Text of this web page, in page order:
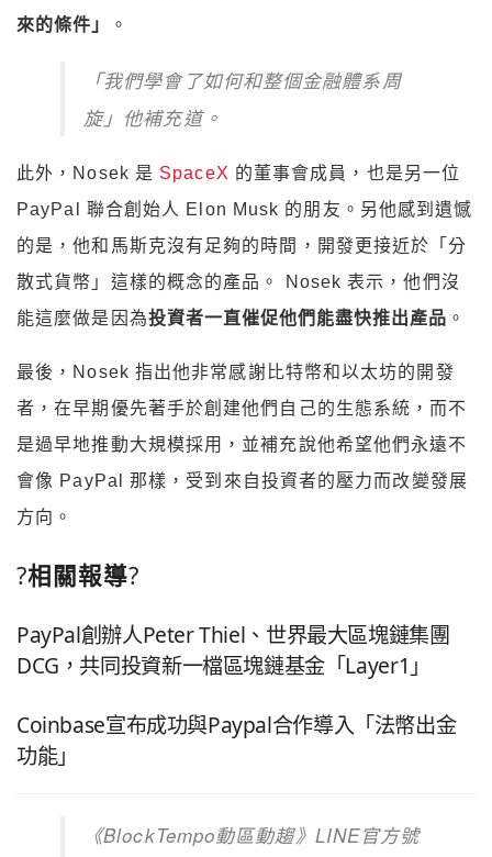
來的條件」
。
「我們學會了如何和整個金融體系周
旋」他補充道。
此外，Nosek 是 SpaceX 的董事會成員，也是另一位
PayPal 聯合創始人 Elon Musk 的朋友。另他感到遺憾
的是，他和馬斯克沒有足夠的時間，開發更接近於「分
散式貨幣」這樣的概念的產品。 Nosek 表示，他們沒
能這麼做是因為投資者一直催促他們能盡快推出產品 。
最後，Nosek 指出他非常感謝比特幣和以太坊的開發
者，在早期優先著手於創建他們自己的生態系統，而不
是過早地推動大規模採用，並補充說他希望他們永遠不
會像 PayPal 那樣，受到來自投資者的壓力而改變發展
方向。
?相關報導?
PayPal創辦人Peter Thiel、世界最大區塊鏈集團
DCG，共同投資新一檔區塊鏈基金「Layer1」
Coinbase宣布成功與Paypal合作導入「法幣出金
功能」
《BlockTempo動區動趨》 LINE官方號